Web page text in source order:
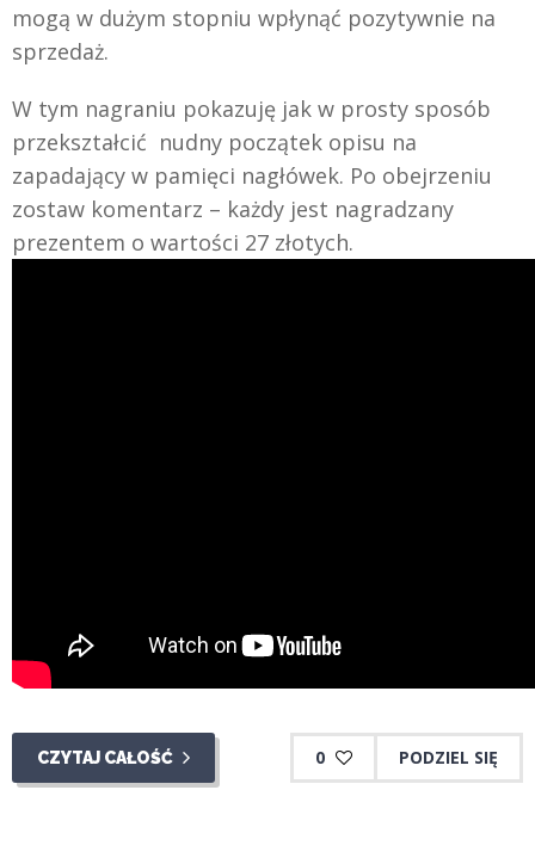
mogą w dużym stopniu wpłynąć pozytywnie na
sprzedaż.
W tym nagraniu pokazuję jak w prosty sposób
przekształcić nudny początek opisu na
zapadający w pamięci nagłówek. Po obejrzeniu
zostaw komentarz – każdy jest nagradzany
prezentem o wartości 27 złotych.
CZYTAJ CAŁOŚĆ 0 PODZIEL SIĘ